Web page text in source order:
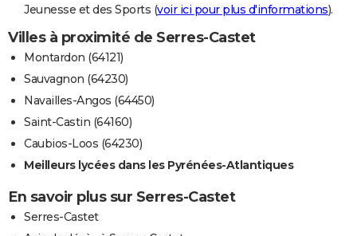
Jeunesse et des Sports (voir ici pour plus d'informations).
Villes à proximité de Serres-Castet
Montardon (64121)
Sauvagnon (64230)
Navailles-Angos (64450)
Saint-Castin (64160)
Caubios-Loos (64230)
Meilleurs lycées dans les Pyrénées-Atlantiques
En savoir plus sur Serres-Castet
Serres-Castet